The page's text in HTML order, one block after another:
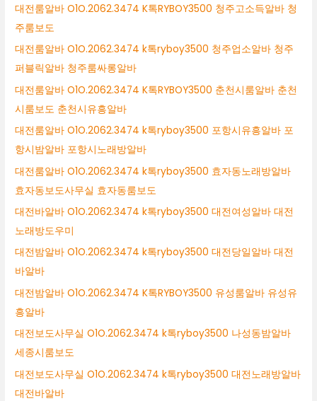
대전룸알바 O1O.2062.3474 K톡RYBOY3500 청주고소득알바 청
주룸보도
대전룸알바 O1O.2062.3474 k톡ryboy3500 청주업소알바 청주
퍼블릭알바 청주룸싸롱알바
대전룸알바 O1O.2062.3474 K톡RYBOY3500 춘천시룸알바 춘천
시룸보도 춘천시유흥알바
대전룸알바 O1O.2062.3474 k톡ryboy3500 포항시유흥알바 포
항시밤알바 포항시노래방알바
대전룸알바 O1O.2062.3474 k톡ryboy3500 효자동노래방알바
효자동보도사무실 효자동룸보도
대전바알바 O1O.2062.3474 k톡ryboy3500 대전여성알바 대전
노래방도우미
대전밤알바 O1O.2062.3474 k톡ryboy3500 대전당일알바 대전
바알바
대전밤알바 O1O.2062.3474 K톡RYBOY3500 유성룸알바 유성유
흥알바
대전보도사무실 O1O.2062.3474 k톡ryboy3500 나성동밤알바
세종시룸보도
대전보도사무실 O1O.2062.3474 k톡ryboy3500 대전노래방알바
대전바알바